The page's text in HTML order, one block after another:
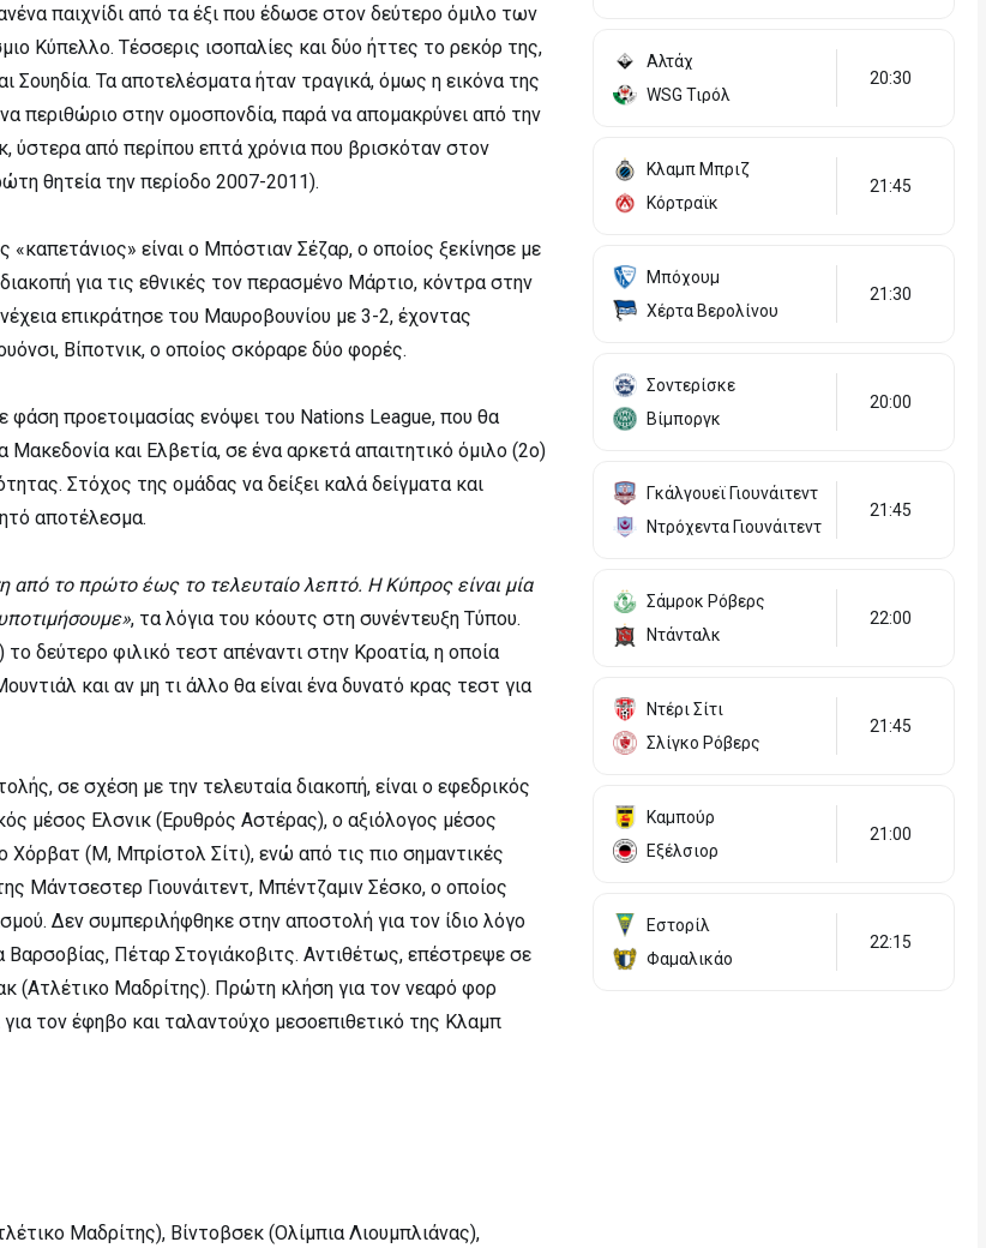
παιχνίδι από τα έξι που έδωσε στον δεύτερο όμιλο των
Κύπελλο. Τέσσερις ισοπαλίες και δύο ήττες το ρεκόρ της,
Σουηδία. Τα αποτελέσματα ήταν τραγικά, όμως η εικόνα της
περιθώριο στην ομοσπονδία, παρά να απομακρύνει από την
ύστερα από περίπου επτά χρόνια που βρισκόταν στον
θητεία την περίοδο 2007-2011).
είναι ο Μπόστιαν Σέζαρ, ο οποίος ξεκίνησε με
για τις εθνικές τον περασμένο Μάρτιο, κόντρα στην
επικράτησε του Μαυροβουνίου με 3-2, έχοντας
Βίποτνικ, ο οποίος σκόραρε δύο φορές.
φάση προετοιμασίας ενόψει του Nations League, που θα
Μακεδονία και Ελβετία, σε ένα αρκετά απαιτητικό όμιλο (2ο)
Στόχος της ομάδας να δείξει καλά δείγματα και
αποτέλεσμα.
από το πρώτο έως το τελευταίο λεπτό. Η Κύπρος είναι μία
, τα λόγια του κόουτς στη συνέντευξη Τύπου.
δεύτερο φιλικό τεστ απέναντι στην Κροατία, η οποία
και αν μη τι άλλο θα είναι ένα δυνατό κρας τεστ για
σε σχέση με την τελευταία διακοπή, είναι ο εφεδρικός
μέσος Ελσνικ (Ερυθρός Αστέρας), ο αξιόλογος μέσος
Χόρβατ (Μ, Μπρίστολ Σίτι), ενώ από τις πιο σημαντικές
Μάντσεστερ Γιουνάιτεντ, Μπέντζαμιν Σέσκο, ο οποίος
Δεν συμπεριλήφθηκε στην αποστολή για τον ίδιο λόγο
Βαρσοβίας, Πέταρ Στογιάκοβιτς. Αντιθέτως, επέστρεψε σε
(Ατλέτικο Μαδρίτης). Πρώτη κλήση για τον νεαρό φορ
τον έφηβο και ταλαντούχο μεσοεπιθετικό της Κλαμπ
Μαδρίτης), Βίντοβσεκ (Ολίμπια Λιουμπλιάνας),
Αλτάχ
WSG Τιρόλ
20:30
Κλαμπ Μπριζ
Κόρτραϊκ
21:45
Μπόχουμ
Χέρτα Βερολίνου
21:30
Σοντερίσκε
Βίμποργκ
20:00
Γκάλγουεϊ Γιουνάιτεντ
Ντρόχεντα Γιουνάιτεντ
21:45
Σάμροκ Ρόβερς
Ντάνταλκ
22:00
Ντέρι Σίτι
Σλίγκο Ρόβερς
21:45
Καμπούρ
Εξέλσιορ
21:00
Εστορίλ
Φαμαλικάο
22:15